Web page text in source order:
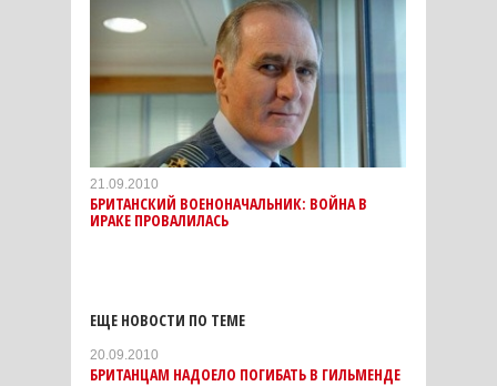
21.09.2010
БРИТАНСКИЙ ВОЕНОНАЧАЛЬНИК: ВОЙНА В
ИРАКЕ ПРОВАЛИЛАСЬ
ЕЩЕ НОВОСТИ ПО ТЕМЕ
20.09.2010
БРИТАНЦАМ НАДОЕЛО ПОГИБАТЬ В ГИЛЬМЕНДЕ